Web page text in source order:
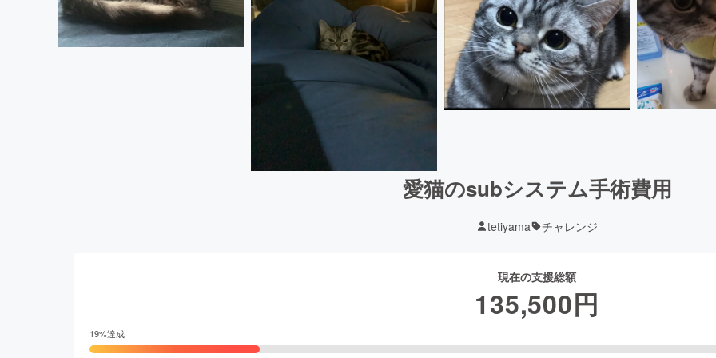
愛猫のsubシステム手術費用
tetiyama チャレンジ
現在の支援総額
135,500円
19%達成